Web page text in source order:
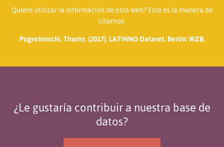
Quiere utilizar la información de esta web? Esta es la manera de
citarnos:
Pogrebinschi, Thamy. (2017). LATINNO Dataset. Berlin: WZB.
¿Le gustaría contribuir a nuestra base de
datos?